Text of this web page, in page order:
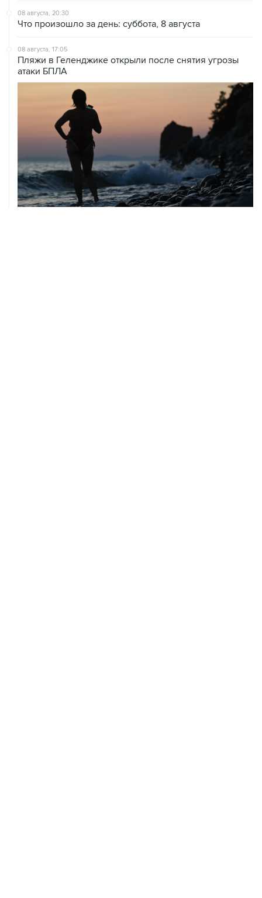
08 августа, 20:30
Что произошло за день: суббота, 8 августа
08 августа, 17:05
Пляжи в Геленджике открыли после снятия угрозы
атаки БПЛА